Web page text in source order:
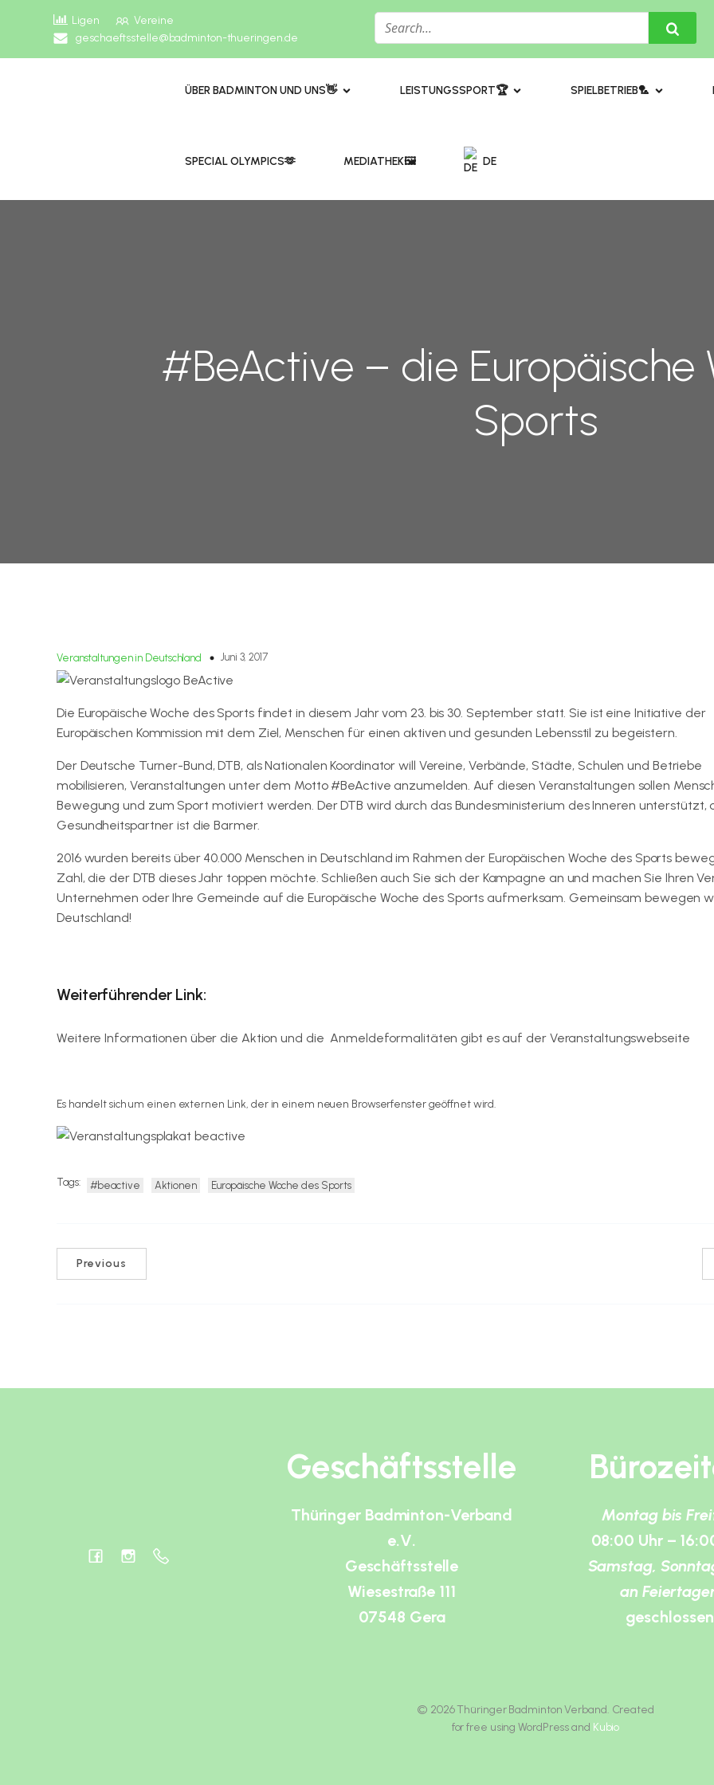
Ligen
Vereine
geschaeftsstelle@badminton-thueringen.de
ÜBER BADMINTON UND UNS👋 ​LEISTUNGSSPORT🏆 SPIELBETRIEB🏸
​​SPECIAL OLYMPICS🫶 MEDIATHEK🖼️​ DE
#BeActive – die Europäische
Sports
Veranstaltungen in Deutschland Juni 3, 2017
Die Europäische Woche des Sports findet in diesem Jahr vom 23. bis 30. September statt. Sie ist eine Initiative der
Europäischen Kommission mit dem Ziel, Menschen für einen aktiven und gesunden Lebensstil zu begeistern.
Der Deutsche Turner-Bund, DTB, als Nationalen Koordinator will Vereine, Verbände, Städte, Schulen und Betriebe
mobilisieren, Veranstaltungen unter dem Motto #BeActive anzumelden. Auf diesen Veranstaltungen sollen
Bewegung und zum Sport motiviert werden. Der DTB wird durch das Bundesministerium des Inneren unterstützt,
Gesundheitspartner ist die Barmer.
2016 wurden bereits über 40.000 Menschen in Deutschland im Rahmen der Europäischen Woche des Sports
Zahl, die der DTB dieses Jahr toppen möchte. Schließen auch Sie sich der Kampagne an und machen Sie Ihren
Unternehmen oder Ihre Gemeinde auf die Europäische Woche des Sports aufmerksam. Gemeinsam bewegen
Deutschland!
Weiterführender Link:
Weitere Informationen über die Aktion und die Anmeldeformalitäten gibt es auf der Veranstaltungswebseite
Es handelt sich um einen externen Link, der in einem neuen Browserfenster geöffnet wird.
Tags: #beactive Aktionen Europäische Woche des Sports
Previous
Geschäftsstelle
Thüringer Badminton-Verband
e.V.
Geschäftsstelle
Wiesestraße 111
07548 Gera
Montag bis
08:00 Uhr –
Samstag,
an
geschlossen
© 2026 Thüringer Badminton Verband. Created
for free using WordPress and Kubio